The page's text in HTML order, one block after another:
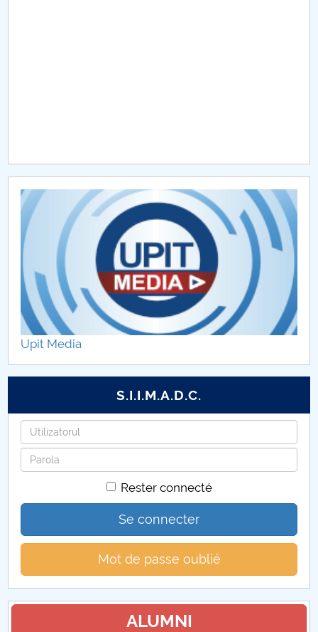
Chestionar angajabilitate ALUMNI – UPB
CAR2026
MENIU CANTINA
Upit Media
S.I.I.M.A.D.C.
Identifiant
Mot
de
Rester connecté
Se connecter
Mot de passe oublié
ALUMNI